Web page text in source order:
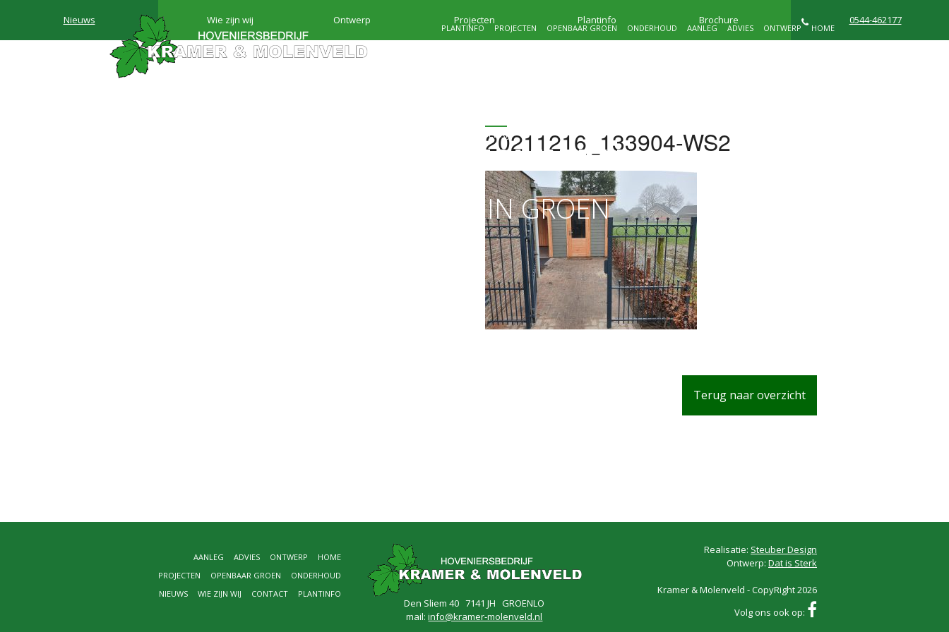
HOVENIERSBEDRIJF
KRAMER & MOLENVELD
MAATWERK IN GROEN
HOME
ONTWERP
ADVIES
AANLEG
ONDERHOUD
OPENBAAR GROEN
PROJECTEN
PLANTINFO
Nieuws Wie zijn wij Ontwerp Projecten Plantinfo Brochure 0544-462177
20211216_133904-WS2
Terug naar overzicht
HOME
ONTWERP
ADVIES
AANLEG
ONDERHOUD
OPENBAAR GROEN
PROJECTEN
PLANTINFO
CONTACT
WIE ZIJN WIJ
NIEUWS
Den Sliem 40 7141 JH GROENLO
mail:info@kramer-molenveld.nl
Realisatie: Steuber Design
Ontwerp: Dat is Sterk
Kramer & Molenveld - CopyRight 2026
Volg ons ook op: